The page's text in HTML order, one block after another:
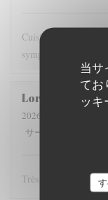
当サ
てお
ッ
Cuisine goûteuse
sympathique bons vins
Lorraine
2026-07-21
- 20:00 -
サービス
Très bon et service